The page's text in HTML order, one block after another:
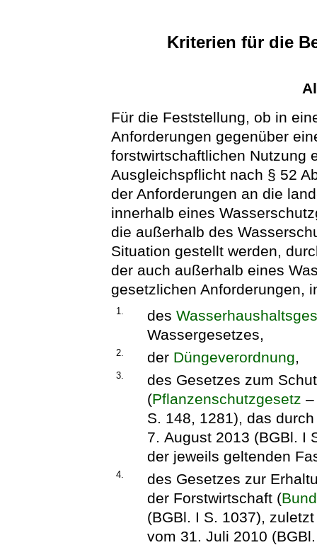
Kriterien für die
Für die Feststellung, ob in
Anforderungen gegenüber
forstwirtschaftlichen Nutzung
Ausgleichspflicht nach § 52
der Anforderungen an die
innerhalb eines
die außerhalb des
Situation gestellt werden,
der auch außerhalb eines
gesetzlichen Anforderungen,
1. des
Wassergesetzes,
2. der Düngeverordnung,
3.
des Gesetzes zum
(Pflanzenschutzgesetz
S. 148, 1281), das
7. August 2013 (BGBl. I
der jeweils geltenden
4.
des Gesetzes zur
der Forstwirtschaft (
(BGBl. I S. 1037),
vom 31. Juli 2010